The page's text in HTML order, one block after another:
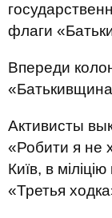
флаги
Впереди
Активисты
«Робити я не
Київ, в
«Третья